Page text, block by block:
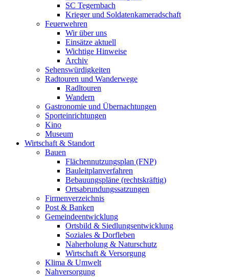
SC Tegernbach
Krieger und Soldatenkameradschaft
Feuerwehren
Wir über uns
Einsätze aktuell
Wichtige Hinweise
Archiv
Sehenswürdigkeiten
Radtouren und Wanderwege
Radltouren
Wandern
Gastronomie und Übernachtungen
Sporteinrichtungen
Kino
Museum
Wirtschaft & Standort
Bauen
Flächennutzungsplan (FNP)
Bauleitplanverfahren
Bebauungspläne (rechtskräftig)
Ortsabrundungssatzungen
Firmenverzeichnis
Post & Banken
Gemeindeentwicklung
Ortsbild & Siedlungsentwicklung
Soziales & Dorfleben
Naherholung & Naturschutz
Wirtschaft & Versorgung
Klima & Umwelt
Nahversorgung